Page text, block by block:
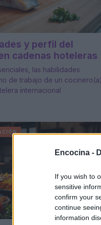
Encocina -
If you wish to
sensitive
confirm your
continue
information
y perfil del
cadenas hoteleras
las habilidades
de trabajo de un cocinero(a)
internacional